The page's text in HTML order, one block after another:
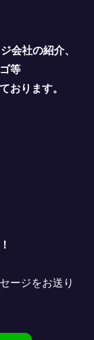
会社の紹介、
等
おります。
ージをお送り